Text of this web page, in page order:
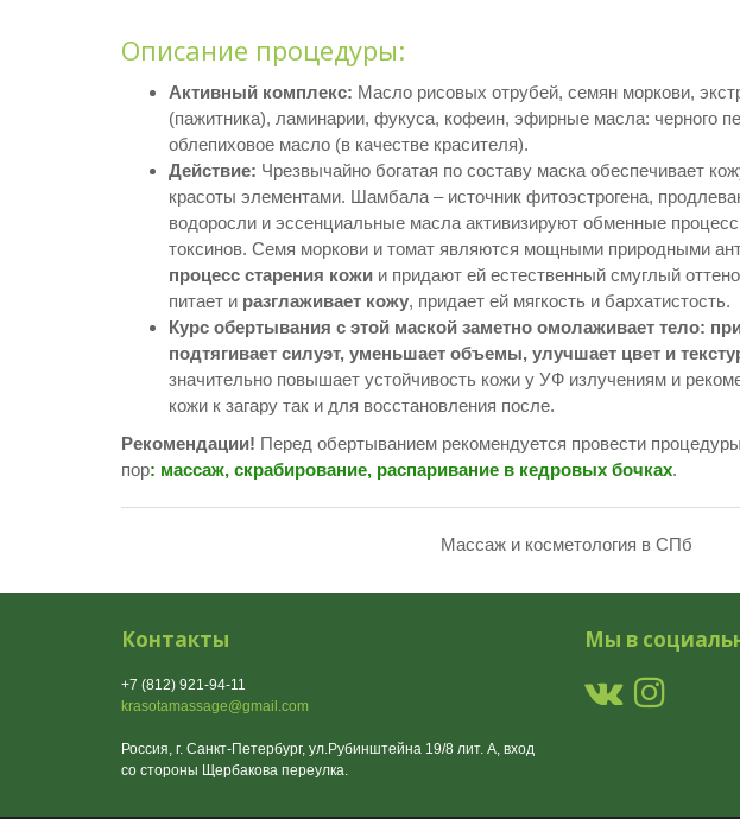
Описание процедуры:
Активный комплекс: Масло рисовых отрубей, семян моркови,
(пажитника), ламинарии, фукуса, кофеин, эфирные масла: черного
облепиховое масло (в качестве красителя).
Действие: Чрезвычайно богатая по составу маска обеспечивает
красоты элементами. Шамбала – источник фитоэстрогена,
водоросли и эссенциальные масла активизируют обменные
токсинов. Семя моркови и томат являются мощными природными
процесс старения кожи и придают ей естественный смуглый
питает и разглаживает кожу, придает ей мягкость и бархатистость.
Курс обертывания с этой маской заметно омолаживает тело:
подтягивает силуэт, уменьшает объемы, улучшает цвет и
значительно повышает устойчивость кожи у УФ излучениям и
кожи к загару так и для восстановления после.
Рекомендации! Перед обертыванием рекомендуется провести
пор: массаж, скрабирование, распаривание в кедровых бочках.
Массаж и косметология в СПб
Контакты
+7 (812) 921-94-11
krasotamassage@gmail.com
Россия, г. Санкт-Петербург, ул.Рубинштейна 19/8 лит. А, вход
со стороны Щербакова переулка.
Мы в